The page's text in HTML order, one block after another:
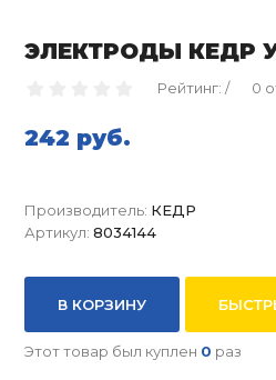
ЭЛЕКТРОДЫ КЕДР
Рейтинг: / 0
242 руб.
Производитель: КЕДР
Артикул: 8034144
В КОРЗИНУ
Этот товар был куплен 0 раз